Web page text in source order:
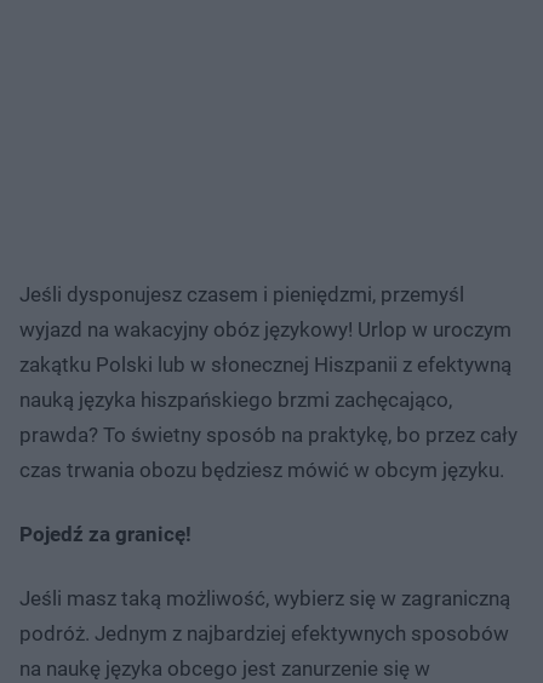
Jeśli dysponujesz czasem i pieniędzmi, przemyśl
wyjazd na wakacyjny obóz językowy! Urlop w uroczym
zakątku Polski lub w słonecznej Hiszpanii z efektywną
nauką języka hiszpańskiego brzmi zachęcająco,
prawda? To świetny sposób na praktykę, bo przez cały
czas trwania obozu będziesz mówić w obcym języku.
Pojedź za granicę!
Jeśli masz taką możliwość, wybierz się w zagraniczną
podróż. Jednym z najbardziej efektywnych sposobów
na naukę języka obcego jest zanurzenie się w